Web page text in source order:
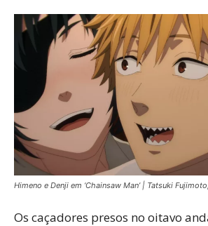
Himeno e Denji em ‘Chainsaw Man’ | Tatsuki
Os caçadores presos no oitavo